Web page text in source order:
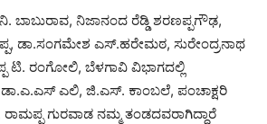
ಬಾಬುರಾವ, ನಿಜಾನಂದ ರೆಡ್ಡಿ ಶರಣಪ್ಪಗೌಢ,
ಡಾ.ಸಂಗಮೇಶ ಎಸ್.ಹರೇಮಠ, ಸುರೇಂದ್ರನಾಥ
ಟಿ. ರಂಗೋಲಿ, ಬೆಳಗಾವಿ ವಿಭಾಗದಲ್ಲಿ
ಡಾ.ಎ.ಎಸ್ ಎಲಿ, ಜಿ.ಎಸ್. ಕಾಂಬಲೆ, ಪಂಚಾಕ್ಷರಿ
ರಾಮಪ್ಪ ಗುರವಾಡ ನಮ್ಮ ತಂಡದವರಾಗಿದ್ದಾರೆ